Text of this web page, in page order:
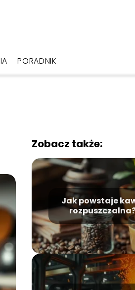
PORADNIK
Zobacz także:
Jak powstaje
Odkryj proces
produkcji krok
kroku